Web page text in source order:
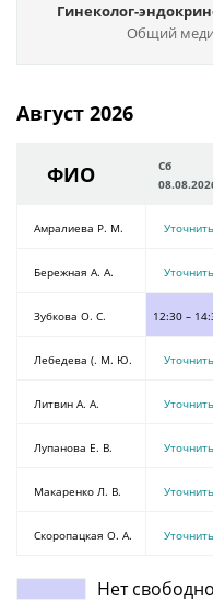
Гинеколог-
Общий
Август 2026
ФИО
Сб
Амралиева Р. М. Уточнить
Бережная А. А. Уточнить
Зубкова О. С. 12:30 –
Лебедева (. М. Ю. Уточнить
Литвин А. А. Уточнить
Лупанова Е. В. Уточнить
Макаренко Л. В. Уточнить
Скоропацкая О. А. Уточнить
Нет